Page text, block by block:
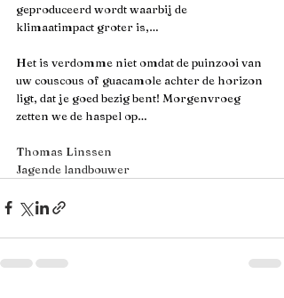
geproduceerd wordt waarbij de
klimaatimpact groter is,…
Het is verdomme niet omdat de puinzooi van
uw couscous of guacamole achter de horizon
ligt, dat je goed bezig bent! Morgenvroeg
zetten we de haspel op…
Thomas Linssen
Jagende landbouwer